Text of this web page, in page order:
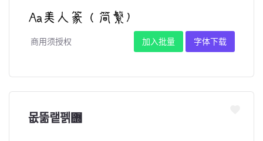
商用须授权 加入批量 字体下载
몺뚦랱펡힭